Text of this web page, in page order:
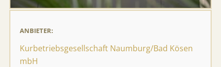
ANBIETER:
Kurbetriebsgesellschaft Naumburg/Bad Kösen
mbH